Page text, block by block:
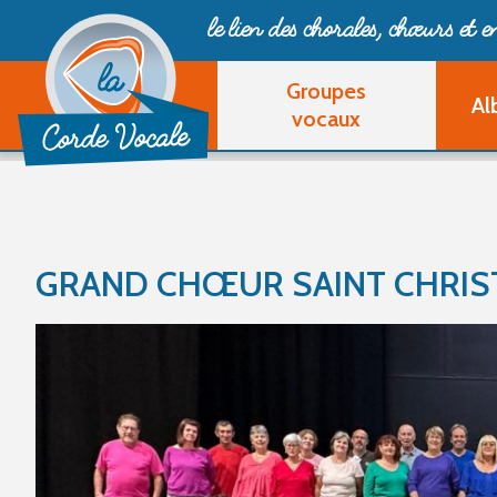
le lien des chorales, chœurset
Groupes
vocaux
GRAND CHŒUR SAINT